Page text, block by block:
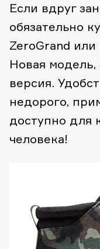
Если вдруг
обязательно
ZeroGrand или
Новая модель,
версия.
недорого,
доступно для
человека!